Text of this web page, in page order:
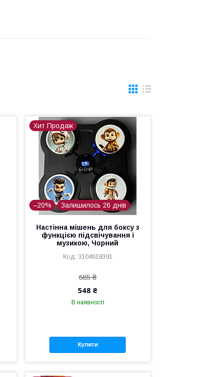
Хит Продаж
–20% Залишилось 26 днів
Настінна мішень для боксу з
функцією підсвічування і
музикою, Чорний
3104618391
685 ₴
548 ₴
В наявності
Купити